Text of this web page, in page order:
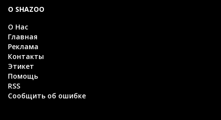
О SHAZOO
О Нас
Главная
Реклама
Контакты
Этикет
Помощь
RSS
Сообщить об ошибке